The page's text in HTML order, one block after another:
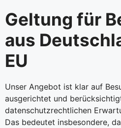
Geltung für
aus
EU
Unser Angebot ist klar auf
ausgerichtet und
datenschutzrechtlichen
Das bedeutet insbesondere,